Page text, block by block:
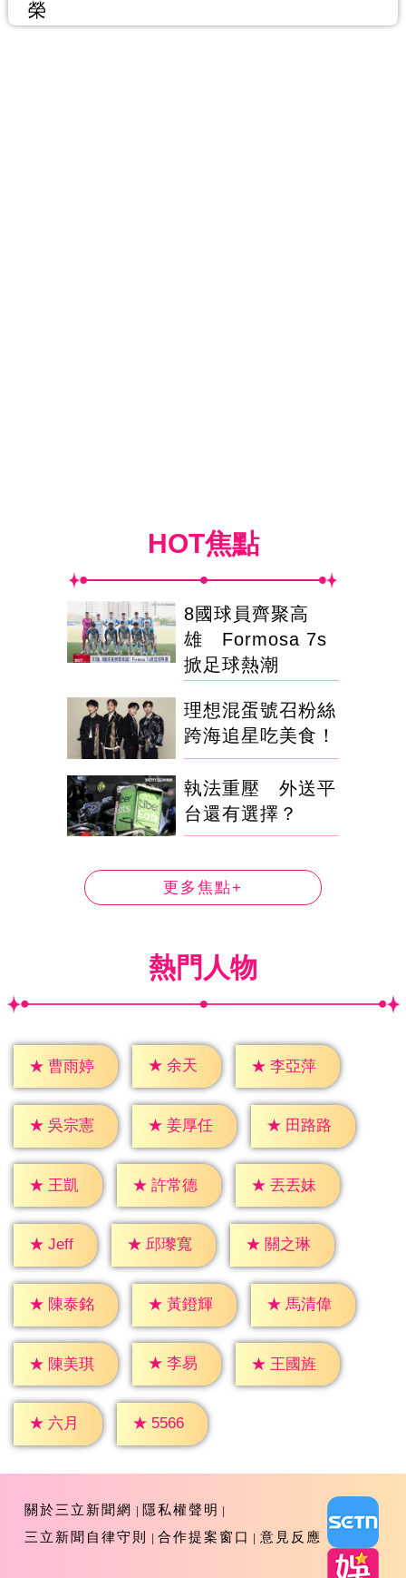
榮
HOT焦點
8國球員齊聚高
雄 Formosa 7s
掀足球熱潮
理想混蛋號召粉絲
跨海追星吃美食！
執法重壓 外送平
台還有選擇？
更多焦點+
熱門人物
★ 曹雨婷 ★ 余天 ★ 李亞萍
★ 吳宗憲 ★ 姜厚任 ★ 田路路
★ 王凱 ★ 許常德 ★ 丟丟妹
★ Jeff ★ 邱瓈寬 ★ 關之琳
★ 陳泰銘 ★ 黃鐙輝 ★ 馬清偉
★ 陳美琪 ★ 李易 ★ 王國旌
★ 六月 ★ 5566
關於三立新聞網
隱私權聲明
三立新聞自律守則
合作提案窗口 意見反應